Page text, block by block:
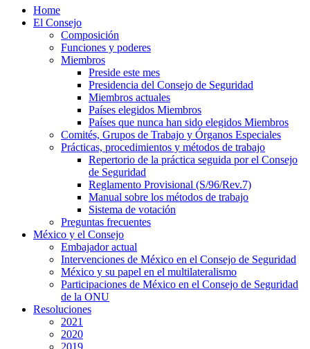
Home
El Consejo
Composición
Funciones y poderes
Miembros
Preside este mes
Presidencia del Consejo de Seguridad
Miembros actuales
Países elegidos Miembros
Países que nunca han sido elegidos Miembros
Comités, Grupos de Trabajo y Órganos Especiales
Prácticas, procedimientos y métodos de trabajo
Repertorio de la práctica seguida por el Consejo
de Seguridad
Reglamento Provisional (S/96/Rev.7)
Manual sobre los métodos de trabajo
Sistema de votación
Preguntas frecuentes
México y el Consejo
Embajador actual
Intervenciones de México en el Consejo de Seguridad
México y su papel en el multilateralismo
Participaciones de México en el Consejo de Seguridad
de la ONU
Resoluciones
2021
2020
2019